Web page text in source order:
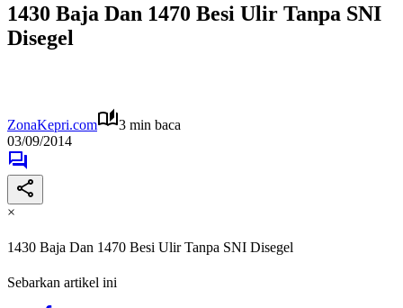
1430 Baja Dan 1470 Besi Ulir Tanpa SNI
Disegel
ZonaKepri.com
3 min baca
03/09/2014
×
1430 Baja Dan 1470 Besi Ulir Tanpa SNI Disegel
Sebarkan artikel ini